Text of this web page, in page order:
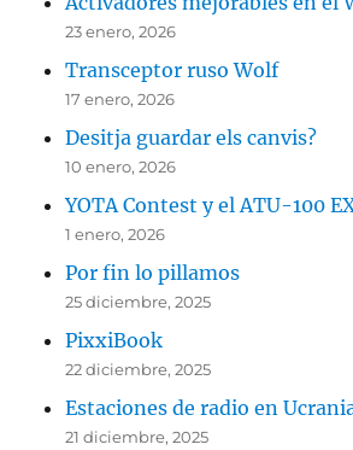
23 enero, 2026
Transceptor ruso Wolf
17 enero, 2026
Desitja guardar els canvis?
10 enero, 2026
YOTA Contest y el ATU-100
1 enero, 2026
Por fin lo pillamos
25 diciembre, 2025
PixxiBook
22 diciembre, 2025
Estaciones de radio en
21 diciembre, 2025